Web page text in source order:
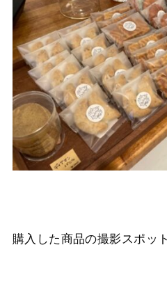
購入した商品の撮影スポッ